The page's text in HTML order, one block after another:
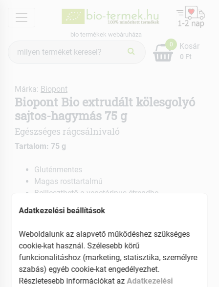
menu
bio termékek webáruháza
keresés
0
0 Ft
Kosár
Márka: Biopont
Biopont Bio extrudált kölesgolyó
sajtos-hagymás 75 g
Egészséges rágcsálnivaló
Tartalom: 75 g
Gluténmentes
Magas rosttartalmú
Beilleszthető a vegetárinus étrendbe
EAN: 5998858704797
Adatkezelési beállítások
Weboldalunk az alapvető működéshez szükséges
cookie-kat használ. Szélesebb körű
funkcionalitáshoz (marketing, statisztika, személyre
szabás) egyéb cookie-kat engedélyezhet.
Részletesebb információkat az Adatkezelési